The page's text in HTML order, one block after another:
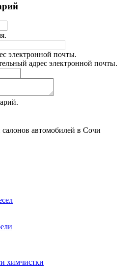
электронной почты.
адрес электронной почты.
автомобилей в Сочи
химчистки